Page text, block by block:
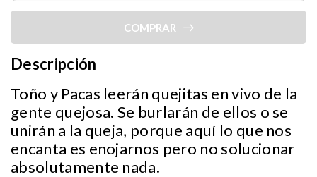
COMPRAR
Descripción
Toño y Pacas leerán quejitas en vivo de la
gente quejosa. Se burlarán de ellos o se
unirán a la queja, porque aquí lo que nos
encanta es enojarnos pero no solucionar
absolutamente nada.